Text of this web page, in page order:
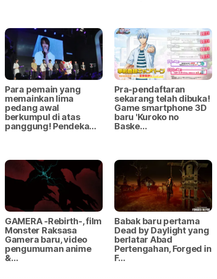
Para pemain yang
memainkan lima
pedang awal
berkumpul di atas
panggung! Pendeka…
Pra-pendaftaran
sekarang telah dibuka!
Game smartphone 3D
baru 'Kuroko no
Baske…
GAMERA -Rebirth-, film
Monster Raksasa
Gamera baru, video
pengumuman anime
&…
Babak baru pertama
Dead by Daylight yang
berlatar Abad
Pertengahan, Forged in
F…